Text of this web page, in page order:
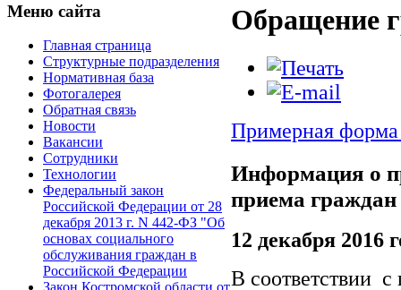
Меню сайта
Главная страница
Структурные подразделения
Нормативная база
Фотогалерея
Обратная связь
Новости
Вакансии
Сотрудники
Технологии
Федеральный закон
Российской Федерации от 28
декабря 2013 г. N 442-ФЗ "Об
основах социального
обслуживания граждан в
Российской Федерации
Обращение
Примерная форма
Информация о
приема граждан
12 декабря 2016
В соответствии